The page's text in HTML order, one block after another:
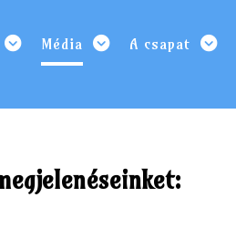
Média A csapat